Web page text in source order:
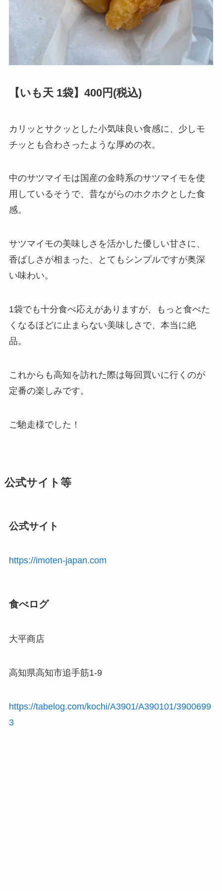
【いも天 1袋】400円(税込)
カリッとサクッとした小気味良い食感に、少しモ
チッとも合わさったような厚めの衣。
中のサツマイモは国産の金時系のサツマイモを使
用しているそうで、昔ながらのホクホクとした食
感。
サツマイモの美味しさを活かした優しい甘さに、
香ばしさが相まった、とてもシンプルですが奥深
い味わい。
1袋でも十分食べ応えがありますが、もっと食べた
くなるほどに止まらない美味しさで、本当に絶
品。
これからも高知を訪れた際は毎回買いに行くのが
定番の楽しみです。
ご馳走様でした！
公式サイト等
公式サイト
https://imoten-japan.com
食べログ
大平商店
高知県高知市追手筋1-9
https://tabelog.com/kochi/A3901/A390101/3900699
3